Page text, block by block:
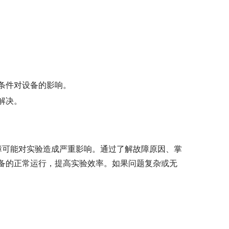
对设备的影响。
。
能对实验造成严重影响。通过了解故障原因、掌
正常运行，提高实验效率。如果问题复杂或无